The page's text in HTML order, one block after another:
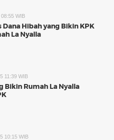
WIB
Dana Hibah yang Bikin KPK
La Nyalla
11:39 WIB
Bikin Rumah La Nyalla
10:15 WIB